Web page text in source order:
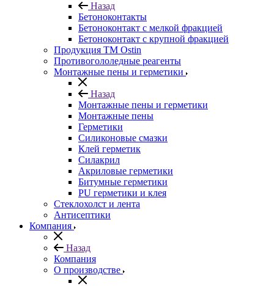
Назад
Бетоноконтакты
Бетоноконтакт с мелкой фракцией
Бетоноконтакт с крупной фракцией
Продукция ТМ Ostin
Противогололедные реагенты
Монтажные пены и герметики
Назад
Монтажные пены и герметики
Монтажные пены
Герметики
Силиконовые смазки
Клей герметик
Силакрил
Акриловые герметики
Битумные герметики
PU герметики и клея
Стеклохолст и лента
Антисептики
Компания
Назад
Компания
О производстве